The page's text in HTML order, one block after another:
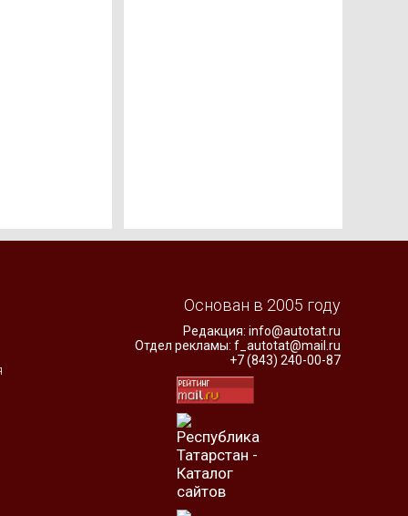
Основан в 2005 году
Редакция: info@autotat.ru
Отдел рекламы: f_autotat@mail.ru
+7 (843) 240-00-87